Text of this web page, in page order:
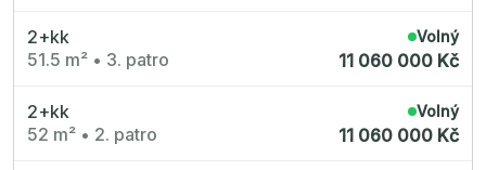
2+kk
51.5 m² • 3. patro
Volný
11 060 000 Kč
2+kk
52 m² • 2. patro
Volný
11 060 000 Kč